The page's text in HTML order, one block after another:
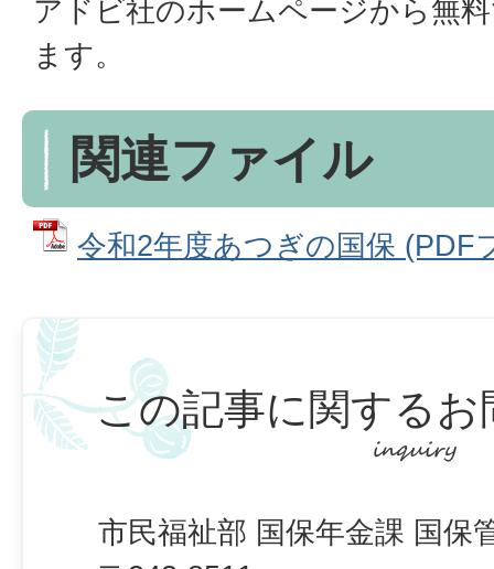
アドビ社のホームページから無
ます。
関連ファイル
令和2年度あつぎの国保 (PDF
この記事に関するお
市民福祉部 国保年金課 国保